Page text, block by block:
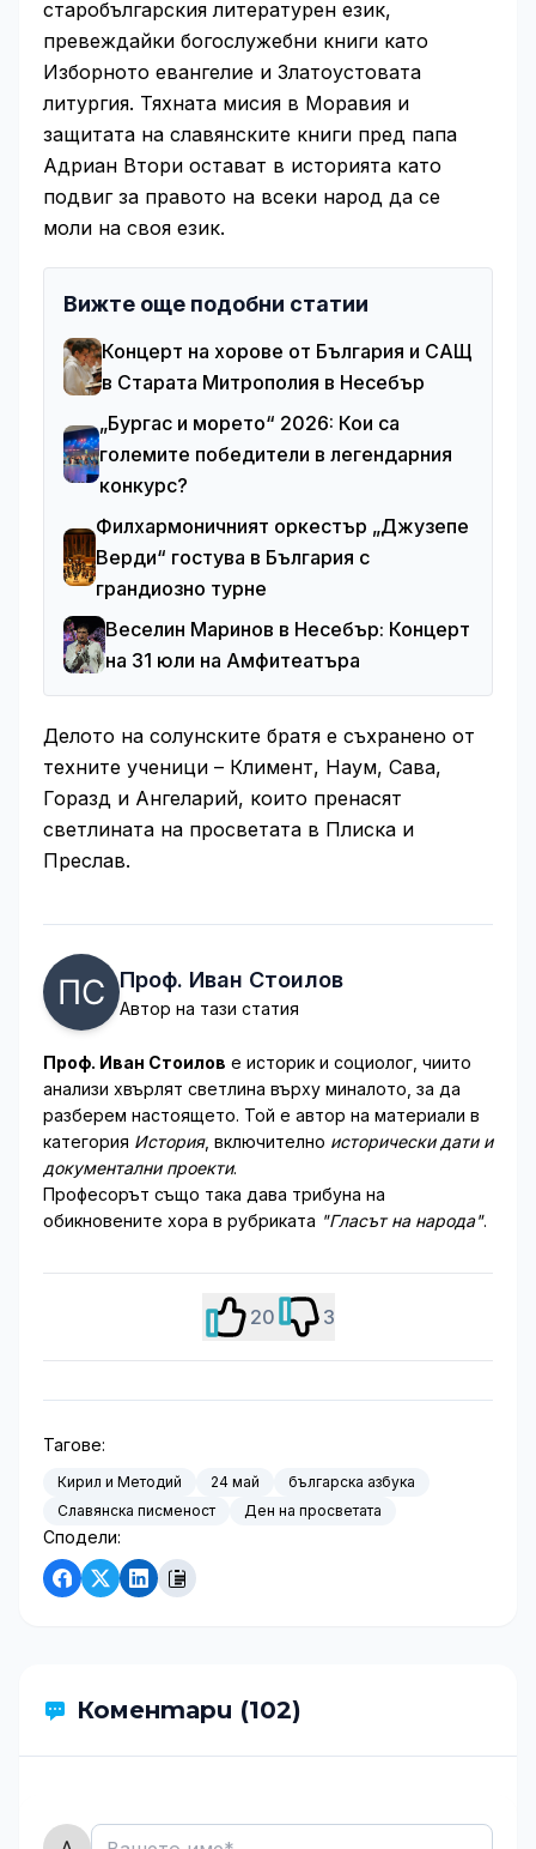
старобългарския литературен език,
превеждайки богослужебни книги като
Изборното евангелие и Златоустовата
литургия. Тяхната мисия в Моравия и
защитата на славянските книги пред папа
Адриан Втори остават в историята като
подвиг за правото на всеки народ да се
моли на своя език.
Вижте още подобни статии
Концерт на хорове от България и САЩ
в Старата Митрополия в Несебър
„Бургас и морето“ 2026: Кои са
големите победители в легендарния
конкурс?
Филхармоничният оркестър „Джузепе
Верди“ гостува в България с
грандиозно турне
Веселин Маринов в Несебър: Концерт
на 31 юли на Амфитеатъра
Делото на солунските братя е съхранено от
техните ученици – Климент, Наум, Сава,
Горазд и Ангеларий, които пренасят
светлината на просветата в Плиска и
Преслав.
Проф. Иван Стоилов
Автор на тази статия
Проф. Иван Стоилов е историк и социолог, чиито
анализи хвърлят светлина върху миналото, за да
разберем настоящето. Той е автор на материали в
категория История, включително исторически дати и
документални проекти.
Професорът също така дава трибуна на
обикновените хора в рубриката "Гласът на народа".
20 3
Тагове:
Кирил и Методий 24 май
българска азбука
Славянска писменост
Ден на просветата
Сподели:
Коментари (102)